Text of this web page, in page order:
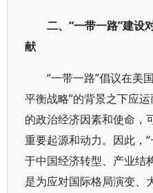
二、“一带一路”建设
献
“一带一路”倡议在美
平衡战略”的背景之下应
的政治经济因素和使命，
重要起源和动力。因此，
于中国经济转型、产业结
是为应对国际格局演变、